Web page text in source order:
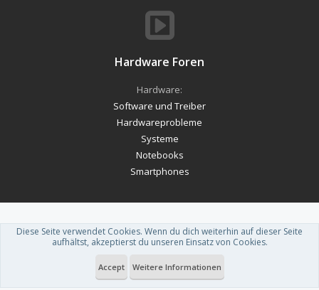
Hardware Foren
Hardware:
Software und Treiber
Hardwareprobleme
Systeme
Notebooks
Smartphones
Forum software by XenForo™-Deutsch von xenDach
Theme designed by ThemeHouse.
Diese Seite verwendet Cookies. Wenn du dich weiterhin auf dieser Seite
aufhältst, akzeptierst du unseren Einsatz von Cookies.
Accept Weitere Informationen